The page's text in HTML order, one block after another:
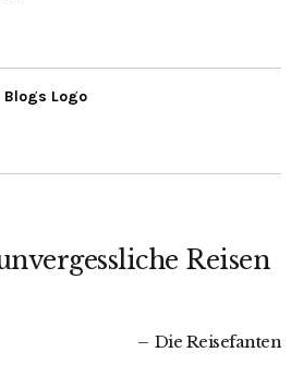
Reisen
Die Reisefanten